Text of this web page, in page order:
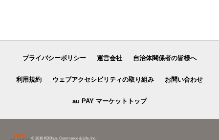
プライバシーポリシー 運営会社 自治体関係者の皆様へ
利用規約 ウェブアクセシビリティの取り組み お問い合わせ
au PAY マーケットトップ
© 2016 KDDI/au Commerce & Life, Inc.